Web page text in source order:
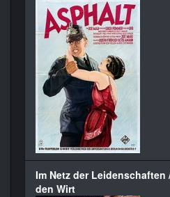
Im Netz der
den Wirt